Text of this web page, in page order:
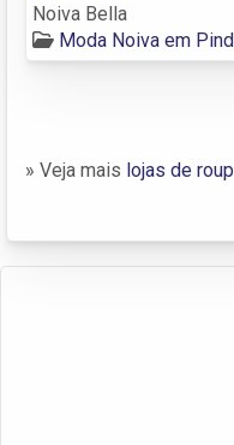
Noiva Bella
Moda Noiva em
» Veja mais lojas de